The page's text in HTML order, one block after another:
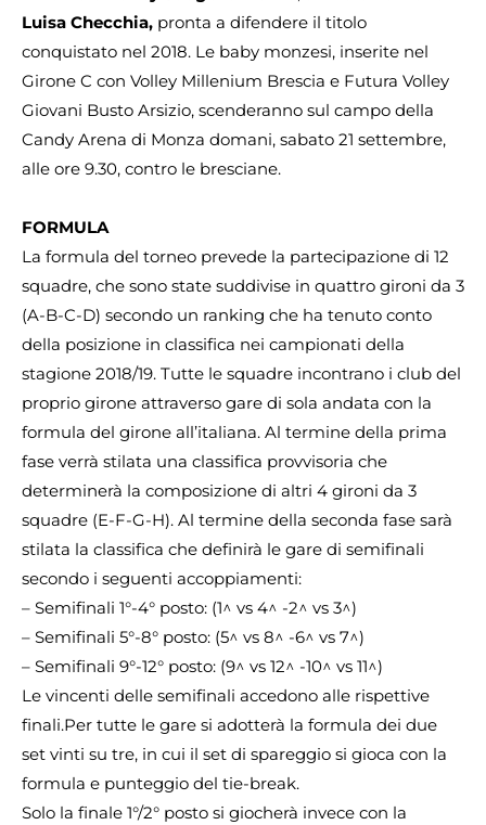
Luisa Checchia, pronta a difendere il titolo
conquistato nel 2018. Le baby monzesi, inserite nel
Girone C con Volley Millenium Brescia e Futura Volley
Giovani Busto Arsizio, scenderanno sul campo della
Candy Arena di Monza domani, sabato 21 settembre,
alle ore 9.30, contro le bresciane.
FORMULA
La formula del torneo prevede la partecipazione di 12
squadre, che sono state suddivise in quattro gironi da 3
(A-B-C-D) secondo un ranking che ha tenuto conto
della posizione in classifica nei campionati della
stagione 2018/19. Tutte le squadre incontrano i club del
proprio girone attraverso gare di sola andata con la
formula del girone all’italiana. Al termine della prima
fase verrà stilata una classifica provvisoria che
determinerà la composizione di altri 4 gironi da 3
squadre (E-F-G-H). Al termine della seconda fase sarà
stilata la classifica che definirà le gare di semifinali
secondo i seguenti accoppiamenti:
– Semifinali 1°-4° posto: (1^ vs 4^ -2^ vs 3^)
– Semifinali 5°-8° posto: (5^ vs 8^ -6^ vs 7^)
– Semifinali 9°-12° posto: (9^ vs 12^ -10^ vs 11^)
Le vincenti delle semifinali accedono alle rispettive
finali.Per tutte le gare si adotterà la formula dei due
set vinti su tre, in cui il set di spareggio si gioca con la
formula e punteggio del tie-break.
Solo la finale 1°/2° posto si giocherà invece con la